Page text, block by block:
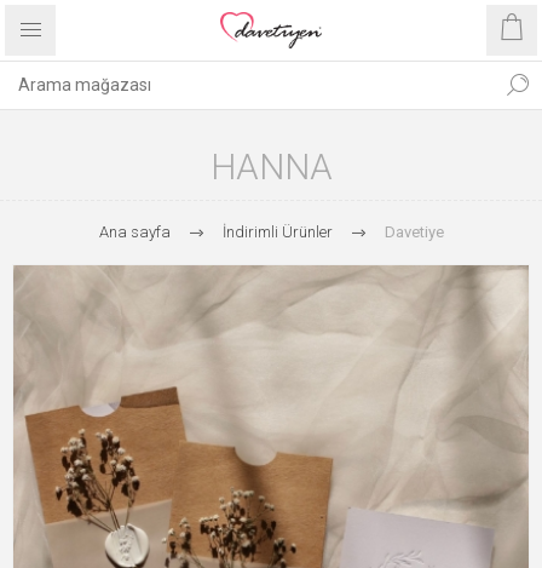
HANNA
Ana sayfa İndirimli Ürünler Davetiye